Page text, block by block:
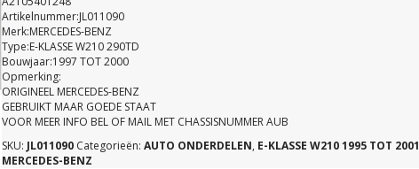
E290TD
TELLERKLOK
COMBIKLOK
Artikelnummer:JL011090
Merk:MERCEDES-BENZ
Type:E-KLASSE W210 290TD
Bouwjaar:1997 TOT 2000
Opmerking:
ORIGINEEL MERCEDES-BENZ
GEBRUIKT MAAR GOEDE STAAT
VOOR MEER INFO BEL OF MAIL MET CHASSISNUMMER AUB
SKU: JL011090 Categorieën: AUTO ONDERDELEN, E-KLASSE W210 1995 TOT 2001
MERCEDES-BENZ